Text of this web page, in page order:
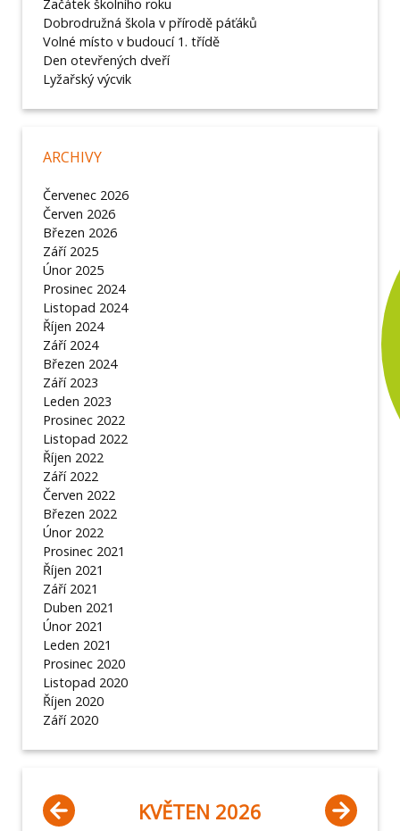
Začátek školního roku
Dobrodružná škola v přírodě páťáků
Volné místo v budoucí 1. třídě
Den otevřených dveří
Lyžařský výcvik
ARCHIVY
Červenec 2026
Červen 2026
Březen 2026
Září 2025
Únor 2025
Prosinec 2024
Listopad 2024
Říjen 2024
Září 2024
Březen 2024
Září 2023
Leden 2023
Prosinec 2022
Listopad 2022
Říjen 2022
Září 2022
Červen 2022
Březen 2022
Únor 2022
Prosinec 2021
Říjen 2021
Září 2021
Duben 2021
Únor 2021
Leden 2021
Prosinec 2020
Listopad 2020
Říjen 2020
Září 2020
KVĚTEN 2026